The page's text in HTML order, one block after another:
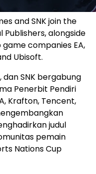
and SNK join the
Publishers, alongside
game companies EA,
Ubisoft.
dan SNK bergabung
Penerbit Pendiri
Krafton, Tencent,
judul
pemain
Nations Cup